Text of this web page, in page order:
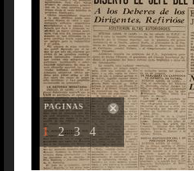
PAGINAS
1 2 3 4